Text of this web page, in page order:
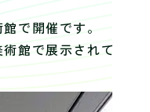
で開催です。
館で展示されており